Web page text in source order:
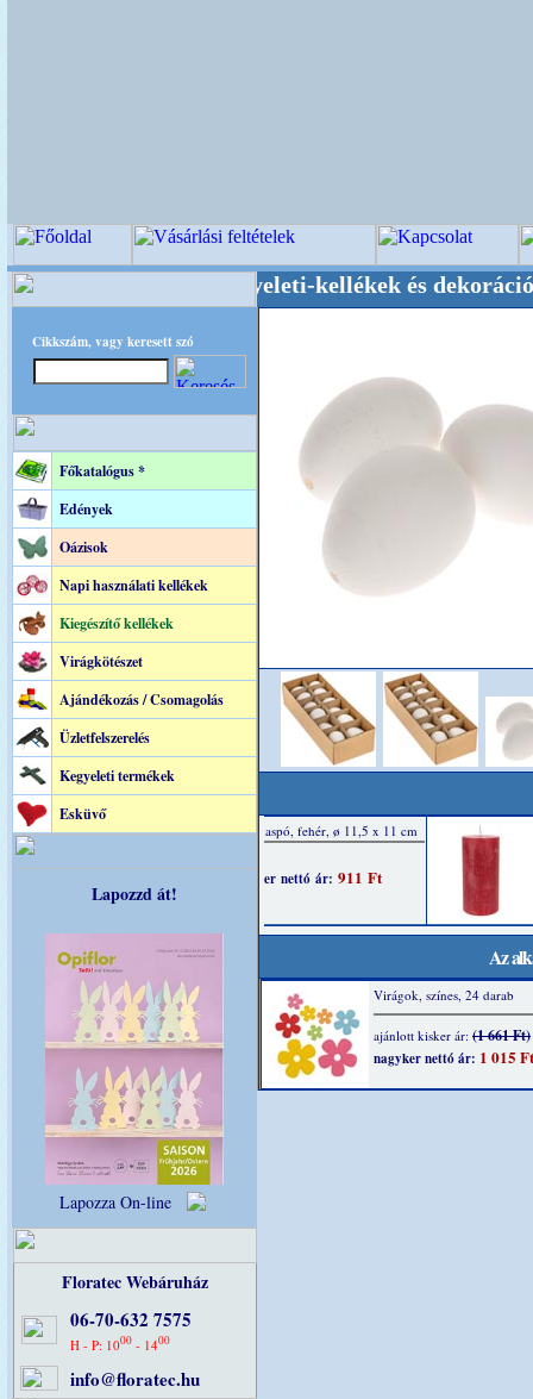
Cikkszám, vagy keresett szó
Főkatalógus *
Edények
Oázisok
Napi használati kellékek
Kiegészítő kellékek
Virágkötészet
Ajándékozás / Csomagolás
Üzletfelszerelés
Kegyeleti termékek
Esküvő
Lapozzd át!
Lapozza On-line
Floratec Webáruház
06-70-632 7575
H - P: 1000- 1400
info@floratec.hu
Esküvői-, Kegyeleti-kellékek és dekoráció!
Az
Virágok, színes, 24 darab
ajánlott kisker ár: (1 661 Ft)
nagyker nettó ár: 1 015 Ft